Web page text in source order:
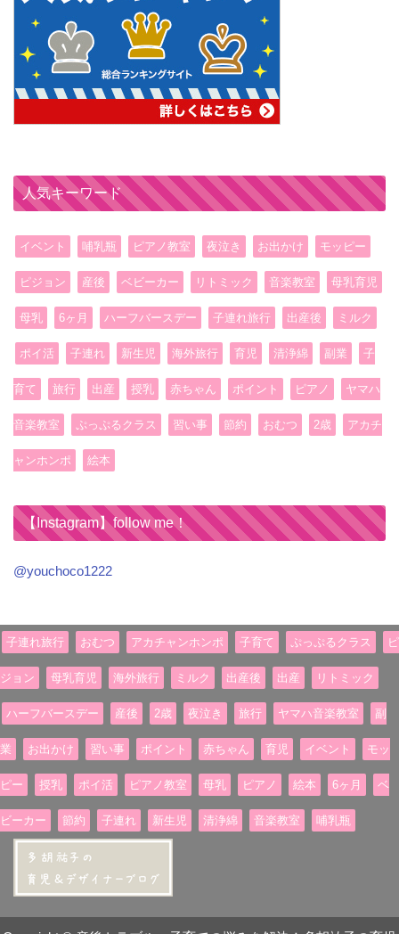
人気キーワード
イベント 哺乳瓶 ピアノ教室 夜泣き お出かけ モッピー
ピジョン 産後 ベビーカー リトミック 音楽教室 母乳育児
母乳 6ヶ月 ハーフバースデー 子連れ旅行 出産後 ミルク
ポイ活 子連れ 新生児 海外旅行 育児 清浄綿 副業 子
育て 旅行 出産 授乳 赤ちゃん ポイント ピアノ ヤマハ
音楽教室 ぷっぷるクラス 習い事 節約 おむつ 2歳 アカチ
ャンホンポ 絵本
【Instagram】follow me！
@youchoco1222
子連れ旅行 おむつ アカチャンホンポ 子育て ぷっぷるクラス ピ
ジョン 母乳育児 海外旅行 ミルク 出産後 出産 リトミック
ハーフバースデー 産後 2歳 夜泣き 旅行 ヤマハ音楽教室 副
業 お出かけ 習い事 ポイント 赤ちゃん 育児 イベント モッ
ピー 授乳 ポイ活 ピアノ教室 母乳 ピアノ 絵本 6ヶ月 ベ
ビーカー 節約 子連れ 新生児 清浄綿 音楽教室 哺乳瓶